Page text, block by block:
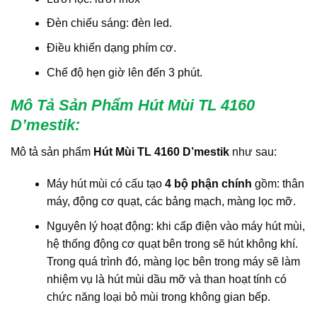
Đèn chiếu sáng: đèn led.
Điều khiển dạng phím cơ.
Chế độ hẹn giờ lên đến 3 phút.
Mô Tả Sản Phẩm Hút Mùi TL 4160
D’mestik:
Mô tả sản phẩm Hút Mùi TL 4160 D’mestik như sau:
Máy hút mùi có cấu tạo 4 bộ phận chính gồm: thân
máy, động cơ quạt, các bảng mạch, màng lọc mỡ.
Nguyên lý hoạt động: khi cấp điện vào máy hút mùi,
hệ thống động cơ quạt bên trong sẽ hút không khí.
Trong quá trình đó, màng lọc bên trong máy sẽ làm
nhiệm vụ là hút mùi dầu mỡ và than hoạt tính có
chức năng loại bỏ mùi trong không gian bếp.